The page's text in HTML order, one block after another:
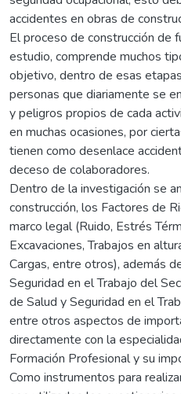
accidentes en obras de
El proceso de construcción de
estudio, comprende muchos
objetivo, dentro de esas
personas que diariamente se
y peligros propios de cada
en muchas ocasiones, por
tienen como desenlace
deceso de colaboradores.
Dentro de la investigación se
construcción, los Factores de
marco legal (Ruido, Estrés
Excavaciones, Trabajos en
Cargas, entre otros), además
Seguridad en el Trabajo del
de Salud y Seguridad en el
entre otros aspectos de
directamente con la
Formación Profesional y su
Como instrumentos para